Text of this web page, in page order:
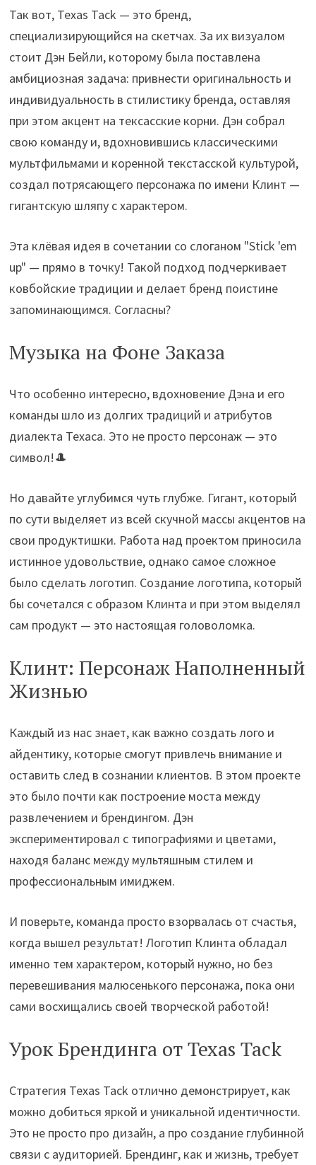
Так вот, Texas Tack — это бренд,
специализирующийся на скетчах. За их визуалом
стоит Дэн Бейли, которому была поставлена
амбициозная задача: привнести оригинальность и
индивидуальность в стилистику бренда, оставляя
при этом акцент на тексасские корни. Дэн собрал
свою команду и, вдохновившись классическими
мультфильмами и коренной текстасской культурой,
создал потрясающего персонажа по имени Клинт —
гигантскую шляпу с характером.
Эта клёвая идея в сочетании со слоганом "Stick 'em
up" — прямо в точку! Такой подход подчеркивает
ковбойские традиции и делает бренд поистине
запоминающимся. Согласны?
Музыка на Фоне Заказа
Что особенно интересно, вдохновение Дэна и его
команды шло из долгих традиций и атрибутов
диалекта Техаса. Это не просто персонаж — это
символ!🎩
Но давайте углубимся чуть глубже. Гигант, который
по сути выделяет из всей скучной массы акцентов на
свои продуктишки. Работа над проектом приносила
истинное удовольствие, однако самое сложное
было сделать логотип. Создание логотипа, который
бы сочетался с образом Клинта и при этом выделял
сам продукт — это настоящая головоломка.
Клинт: Персонаж Наполненный
Жизнью
Каждый из нас знает, как важно создать лого и
айдентику, которые смогут привлечь внимание и
оставить след в сознании клиентов. В этом проекте
это было почти как построение моста между
развлечением и брендингом. Дэн
экспериментировал с типографиями и цветами,
находя баланс между мультяшным стилем и
профессиональным имиджем.
И поверьте, команда просто взорвалась от счастья,
когда вышел результат! Логотип Клинта обладал
именно тем характером, который нужно, но без
перевешивания малюсенького персонажа, пока они
сами восхищались своей творческой работой!
Урок Брендинга от Texas Tack
Стратегия Texas Tack отлично демонстрирует, как
можно добиться яркой и уникальной идентичности.
Это не просто про дизайн, а про создание глубинной
связи с аудиторией. Брендинг, как и жизнь, требует